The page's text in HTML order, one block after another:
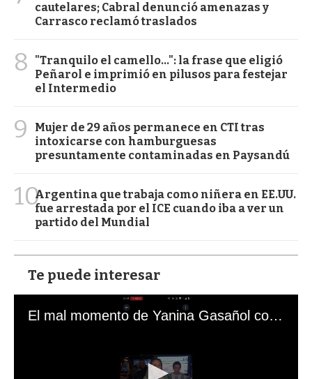
cautelares; Cabral denunció amenazas y
Carrasco reclamó traslados
8
"Tranquilo el camello...": la frase que eligió
Peñarol e imprimió en pilusos para festejar
el Intermedio
9
Mujer de 29 años permanece en CTI tras
intoxicarse con hamburguesas
presuntamente contaminadas en Paysandú
10Argentina que trabaja como niñera en EE.UU.
fue arrestada por el ICE cuando iba a ver un
partido del Mundial
Te puede interesar
El mal momento de Yanina Gasañol con un hincha argentino en "Subrayado"